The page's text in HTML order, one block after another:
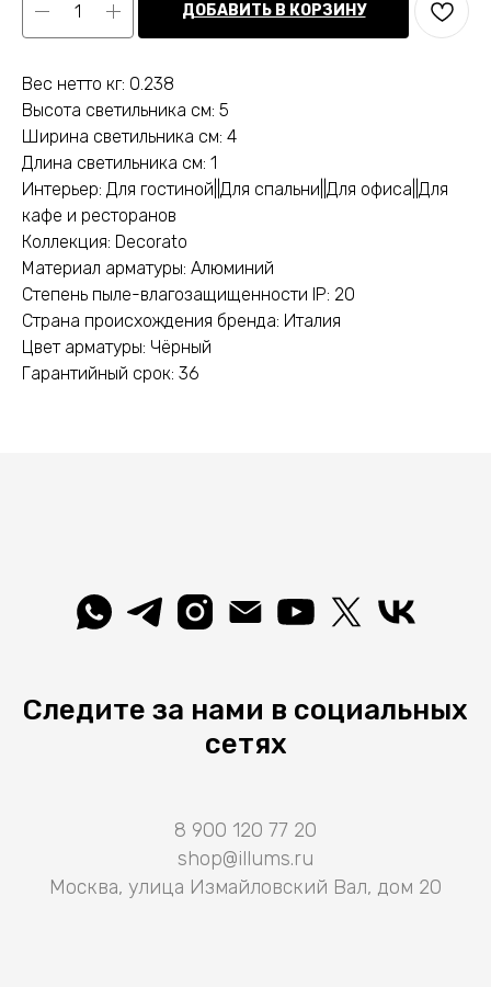
ДОБАВИТЬ В КОРЗИНУ
Вес нетто кг: 0.238
Высота светильника см: 5
Ширина светильника см: 4
Длина светильника см: 1
Интерьер: Для гостиной||Для спальни||Для офиса||Для
кафе и ресторанов
Коллекция: Decorato
Материал арматуры: Алюминий
Степень пыле-влагозащищенности IP: 20
Страна происхождения бренда: Италия
Цвет арматуры: Чёрный
Гарантийный срок: 36
Следите за нами в социальных
сетях
8 900 120 77 20
shop@illums.ru
Москва, улица Измайловский Вал, дом 20